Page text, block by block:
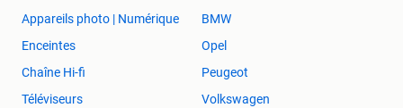
Appareils photo | Numérique
Enceintes
Chaîne Hi-fi
Téléviseurs
BMW
Opel
Peugeot
Volkswagen